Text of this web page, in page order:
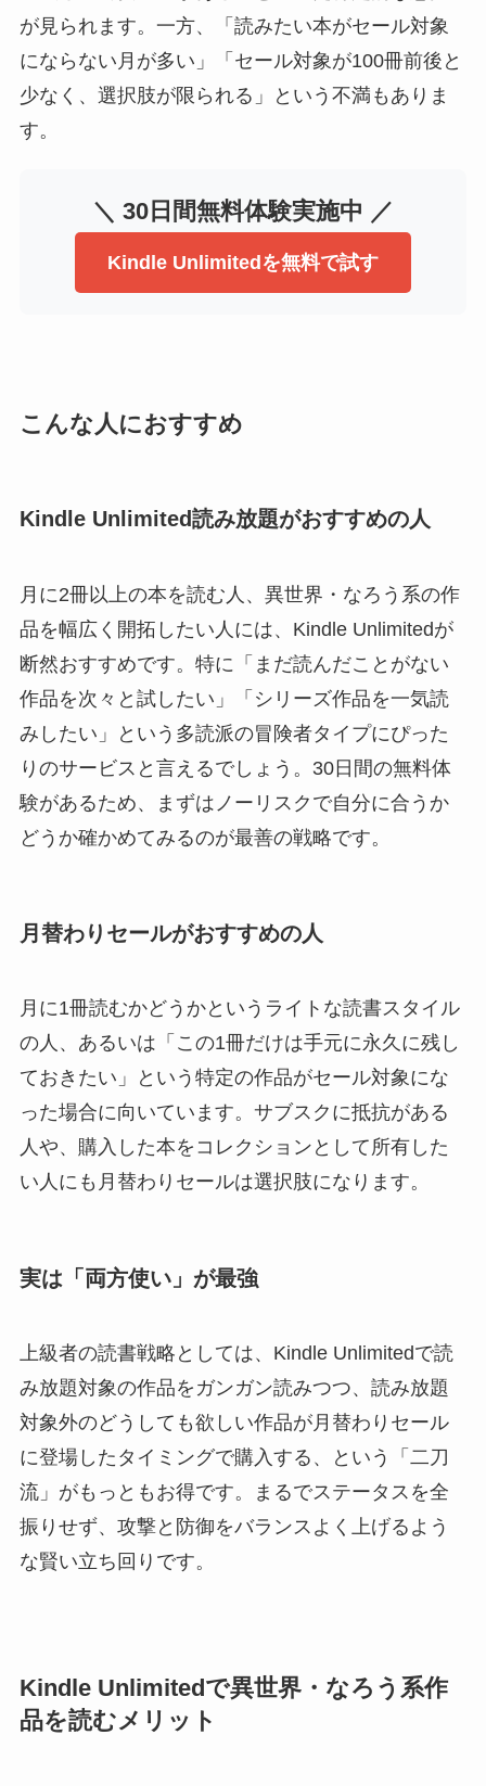
が見られます。一方、「読みたい本がセール対象
にならない月が多い」「セール対象が100冊前後と
少なく、選択肢が限られる」という不満もありま
す。
＼ 30日間無料体験実施中 ／
Kindle Unlimitedを無料で試す
こんな人におすすめ
Kindle Unlimited読み放題がおすすめの人
月に2冊以上の本を読む人、異世界・なろう系の作
品を幅広く開拓したい人には、Kindle Unlimitedが
断然おすすめです。特に「まだ読んだことがない
作品を次々と試したい」「シリーズ作品を一気読
みしたい」という多読派の冒険者タイプにぴった
りのサービスと言えるでしょう。30日間の無料体
験があるため、まずはノーリスクで自分に合うか
どうか確かめてみるのが最善の戦略です。
月替わりセールがおすすめの人
月に1冊読むかどうかというライトな読書スタイル
の人、あるいは「この1冊だけは手元に永久に残し
ておきたい」という特定の作品がセール対象にな
った場合に向いています。サブスクに抵抗がある
人や、購入した本をコレクションとして所有した
い人にも月替わりセールは選択肢になります。
実は「両方使い」が最強
上級者の読書戦略としては、Kindle Unlimitedで読
み放題対象の作品をガンガン読みつつ、読み放題
対象外のどうしても欲しい作品が月替わりセール
に登場したタイミングで購入する、という「二刀
流」がもっともお得です。まるでステータスを全
振りせず、攻撃と防御をバランスよく上げるよう
な賢い立ち回りです。
Kindle Unlimitedで異世界・なろう系作
品を読むメリット